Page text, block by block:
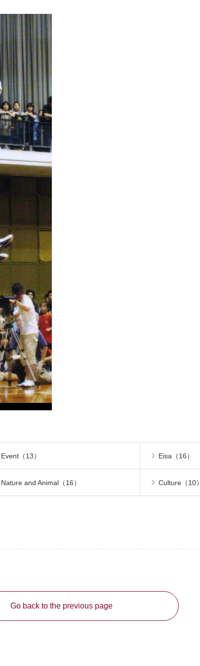
Event（13） Eisa（16）
Nature and Animal（16） Culture（10）
Go back to the previous page